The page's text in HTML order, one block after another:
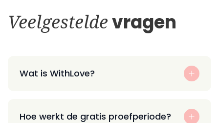
Veelgesteldevragen
Wat is WithLove?
Hoe werkt de gratis proefperiode?